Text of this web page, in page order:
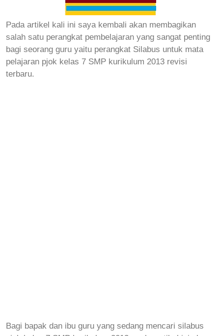
Pada artikel kali ini saya kembali akan membagikan
salah satu perangkat pembelajaran yang sangat penting
bagi seorang guru yaitu perangkat Silabus untuk mata
pelajaran pjok kelas 7 SMP kurikulum 2013 revisi
terbaru.
Bagi bapak dan ibu guru yang sedang mencari silabus